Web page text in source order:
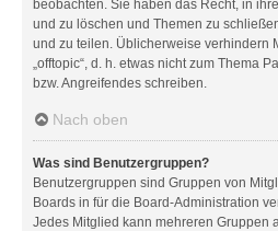
beobachten. Sie haben das Recht, in
und zu löschen und Themen zu
und zu teilen. Üblicherweise verhindern
„offtopic“, d. h. etwas nicht zum Thema
bzw. Angreifendes schreiben.
Nach oben
Was sind Benutzergruppen?
Benutzergruppen sind Gruppen von
Boards in für die Board-Administration
Jedes Mitglied kann mehreren Gruppen